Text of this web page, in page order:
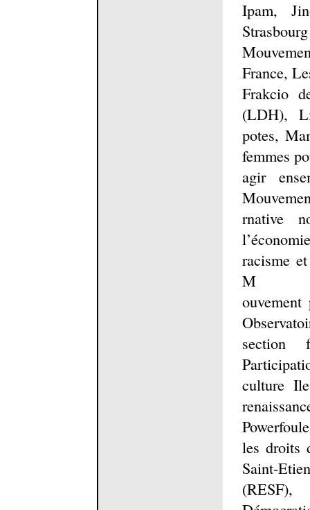
Ipam,
France,
Frakcio
(LDH),
potes,
femmes
agir
rnative
racisme
M
section
culture
les droits
Saint-
(RESF),